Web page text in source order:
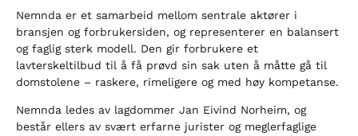
Nemnda er et samarbeid mellom sentrale aktører i
bransjen og forbrukersiden, og representerer en balansert
og faglig sterk modell. Den gir forbrukere et
lavterskeltilbud til å få prøvd sin sak uten å måtte gå til
domstolene – raskere, rimeligere og med høy kompetanse.
Nemnda ledes av lagdommer Jan Eivind Norheim, og
består ellers av svært erfarne jurister og meglerfaglige